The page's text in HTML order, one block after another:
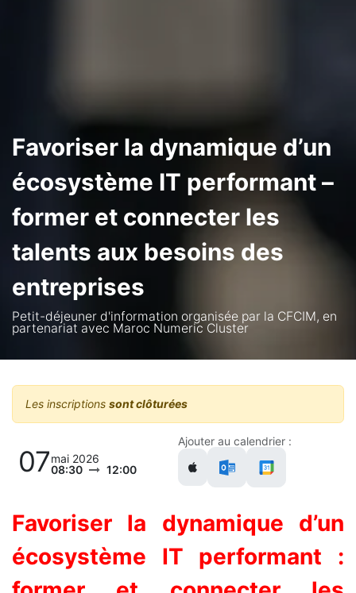
Favoriser la dynamique d’un
écosystème IT performant –
former et connecter les
talents aux besoins des
entreprises
Petit-déjeuner d'information organisée par la CFCIM, en
partenariat avec Maroc Numeric Cluster
Les inscriptions sont clôturées
07mai 2026
08:30
12:00
Ajouter au calendrier :
Favoriser la dynamique d’un
écosystème IT performant :